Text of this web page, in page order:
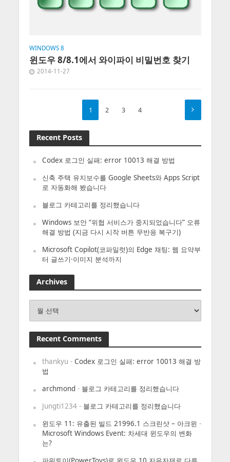
WINDOWS 8
윈도우 8/8.1에서 와이파이 비밀번호 찾기
2014-11-27
1 2 3 4
Recent Posts
Codex 로그인 실패: error 10013 해결 방법
신축 주택 유지보수를 Google Sheets와 Apps Script
로 자동화해 봤습니다
블로그 카테고리를 정리했습니다
Windows 보안 “위협 서비스가 중지되었습니다” 오류
해결 방법 (지금 다시 시작 버튼 무반응 복구기)
Microsoft Copilot(코파일럿)의 Edge 채팅: 웹 요약부
터 글쓰기·이미지 분석까지
Archives
Recent Comments
thankyu - Codex 로그인 실패: error 10013 해결 방
법
archmond- 블로그 카테고리를 정리했습니다
Jungti1234- 블로그 카테고리를 정리했습니다
윈도우 11: 유출된 빌드 21996.1 스크린샷 – 아크윈 -
Microsoft Windows Event: 차세대 윈도우의 변화
는?